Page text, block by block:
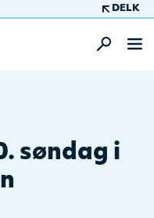
DELK
søndag i